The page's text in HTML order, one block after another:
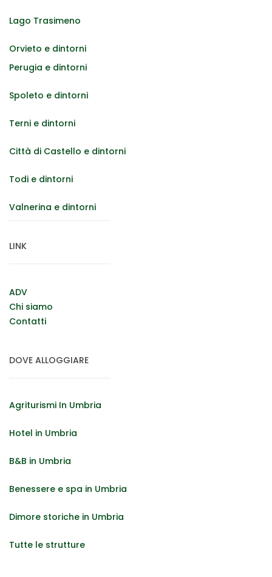
Lago Trasimeno
Orvieto e dintorni
Perugia e dintorni
Spoleto e dintorni
Terni e dintorni
Città di Castello e dintorni
Todi e dintorni
Valnerina e dintorni
LINK
ADV
Chi siamo
Contatti
DOVE ALLOGGIARE
Agriturismi In Umbria
Hotel in Umbria
B&B in Umbria
Benessere e spa in Umbria
Dimore storiche in Umbria
Tutte le strutture